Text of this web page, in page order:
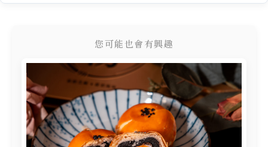
您可能也會有興趣